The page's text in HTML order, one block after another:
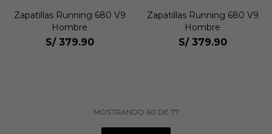
Zapatillas Running 680 V9
Hombre
S/ 379.90
Zapatillas Running 680 V9
Hombre
S/ 379.90
MOSTRANDO 60 DE 77